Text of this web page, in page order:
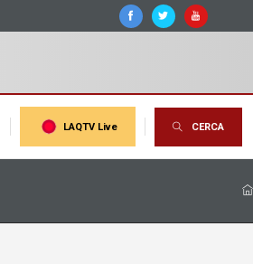
LAQTV Live CERCA